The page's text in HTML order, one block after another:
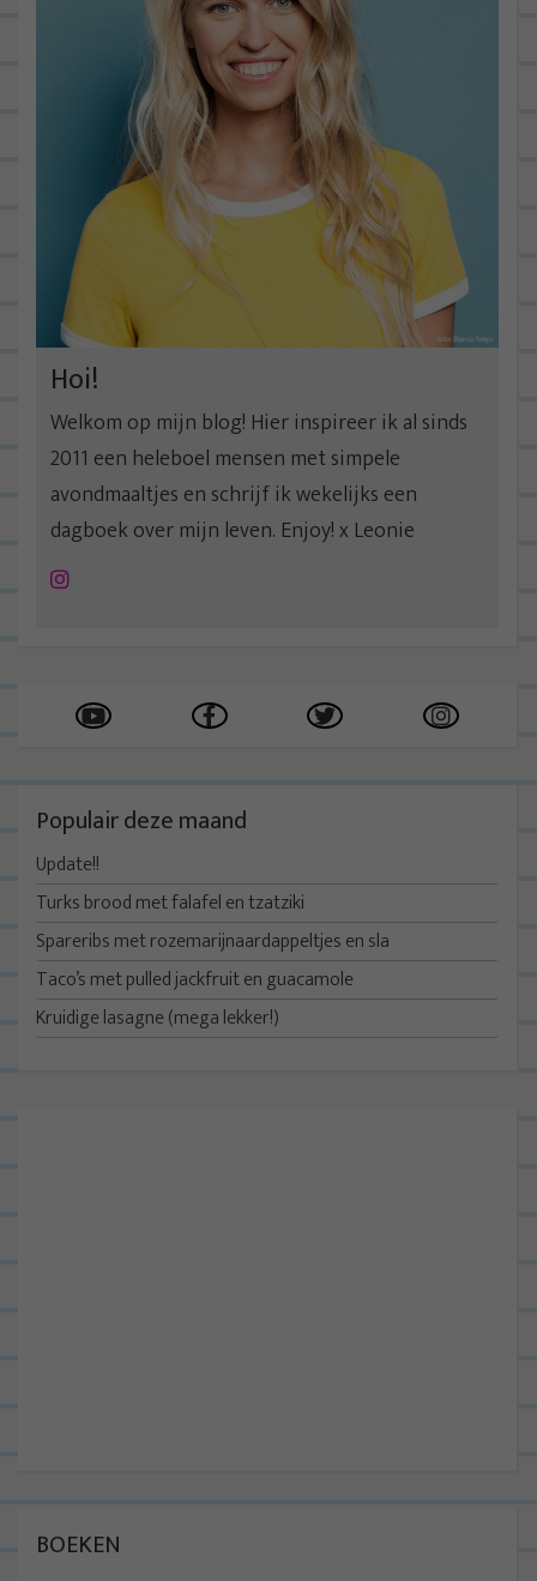
Hoi!
Welkom op mijn blog! Hier inspireer ik al sinds
2011 een heleboel mensen met simpele
avondmaaltjes en schrijf ik wekelijks een
dagboek over mijn leven. Enjoy! x Leonie
Instagram
Populair deze maand
Update!!
Turks brood met falafel en tzatziki
Spareribs met rozemarijnaardappeltjes en sla
Taco’s met pulled jackfruit en guacamole
Kruidige lasagne (mega lekker!)
BOEKEN